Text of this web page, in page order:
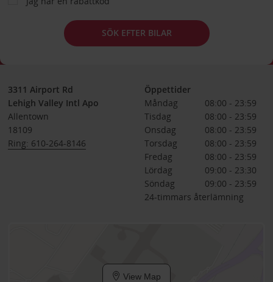
SÖK EFTER BILAR
3311 Airport Rd
Lehigh Valley Intl Apo
Allentown
18109
Ring: 610-264-8146
Öppettider
Måndag
08:00 - 23:59
Tisdag
08:00 - 23:59
Onsdag
08:00 - 23:59
Torsdag
08:00 - 23:59
Fredag
08:00 - 23:59
Lördag
09:00 - 23:30
Söndag
09:00 - 23:59
24-timmars återlämning
View Map